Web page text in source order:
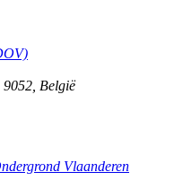
9052 België
Vlaanderen